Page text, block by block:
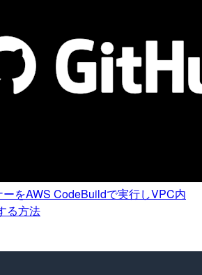
をAWS CodeBuildで実行しVPC内
る方法